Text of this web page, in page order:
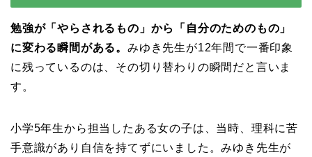
勉強が「やらされるもの」から「自分のためのもの」
に変わる瞬間がある。 みゆき先生が12年間で一番印象
に残っているのは、その切り替わりの瞬間だと言いま
す。
小学5年生から担当したある女の子は、当時、理科に苦
手意識があり自信を持てずにいました。みゆき先生が